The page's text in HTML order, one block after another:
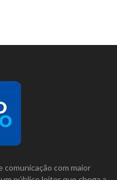
comunicação com maior